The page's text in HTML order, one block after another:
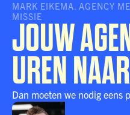
MARK EIKEMA. AGENCY
MISSIE
JOUW
UREN
Dan moeten we nodig eens